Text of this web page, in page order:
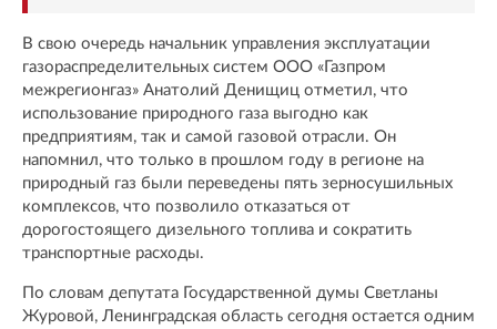
В свою очередь начальник управления эксплуатации
газораспределительных систем ООО «Газпром
межрегионгаз» Анатолий Денищиц отметил, что
использование природного газа выгодно как
предприятиям, так и самой газовой отрасли. Он
напомнил, что только в прошлом году в регионе на
природный газ были переведены пять зерносушильных
комплексов, что позволило отказаться от
дорогостоящего дизельного топлива и сократить
транспортные расходы.
По словам депутата Государственной думы Светланы
Журовой, Ленинградская область сегодня остается одним